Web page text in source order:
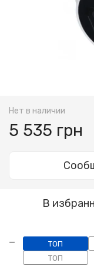
Нет в наличии
5 535 грн
В
ТОП
категории
ТОП